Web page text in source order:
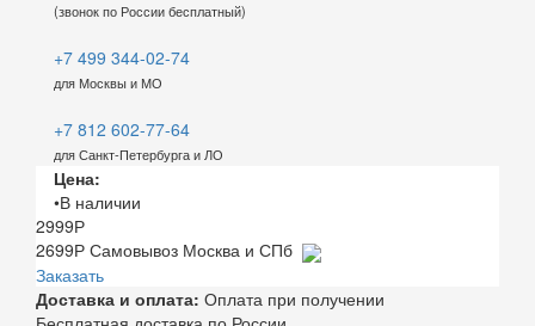
(звонок по России бесплатный)
+7 499 344-02-74
для Москвы и МО
+7 812 602-77-64
для Санкт-Петербурга и ЛО
Цена:
•В наличии
2999Р
2699Р Самовывоз Москва и СПб
Заказать
Доставка и оплата: Оплата при получении